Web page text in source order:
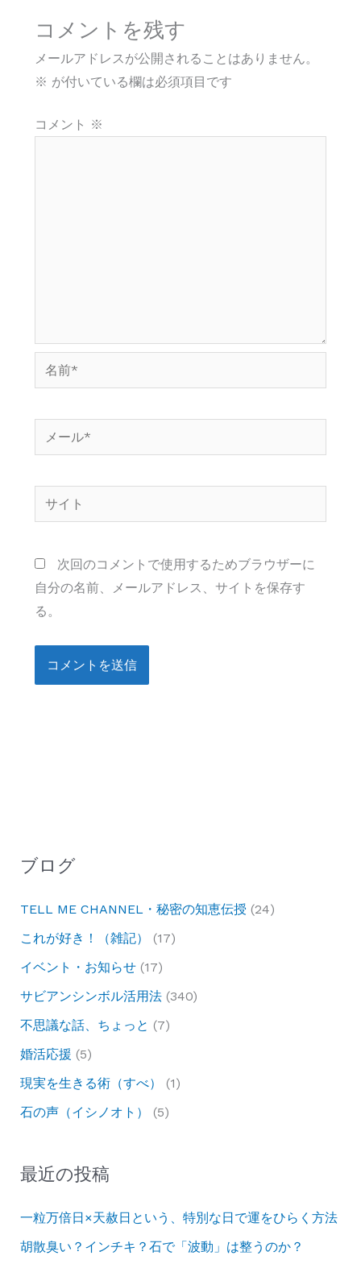
コメントを残す
メールアドレスが公開されることはありません。
※ が付いている欄は必須項目です
コメント ※
前
ー
イ
次回のコメントで使用するためブラウザーに
自分の名前、メールアドレス、サイトを保存す
る。
ブログ
TELL ME CHANNEL・秘密の知恵伝授 (24)
これが好き！（雑記）
(17)
イベント・お知らせ(17)
サビアンシンボル活用法(340)
不思議な話、ちょっと (7)
婚活応援 (5)
現実を生きる術（すべ）
(1)
石の声（イシノオト）
(5)
最近の投稿
一粒万倍日×天赦日という、特別な日で運をひらく方法
胡散臭い？インチキ？石で「波動」は整うのか？